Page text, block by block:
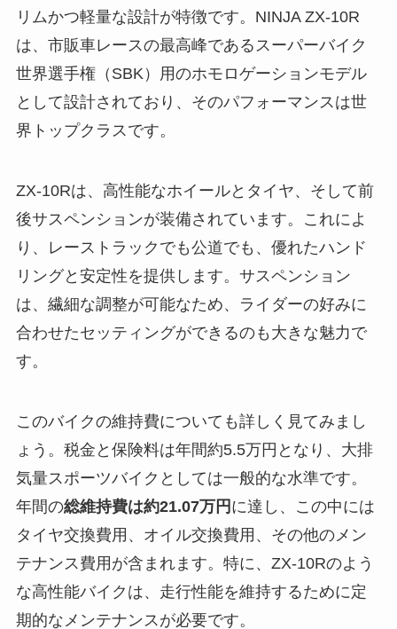
リムかつ軽量な設計が特徴です。NINJA ZX-10R
は、市販車レースの最高峰であるスーパーバイク
世界選手権（SBK）用のホモロゲーションモデル
として設計されており、そのパフォーマンスは世
界トップクラスです。
ZX-10Rは、高性能なホイールとタイヤ、そして前
後サスペンションが装備されています。これによ
り、レーストラックでも公道でも、優れたハンド
リングと安定性を提供します。サスペンション
は、繊細な調整が可能なため、ライダーの好みに
合わせたセッティングができるのも大きな魅力で
す。
このバイクの維持費についても詳しく見てみまし
ょう。税金と保険料は年間約5.5万円となり、大排
気量スポーツバイクとしては一般的な水準です。
年間の総維持費は約21.07万円 に達し、この中には
タイヤ交換費用、オイル交換費用、その他のメン
テナンス費用が含まれます。特に、ZX-10Rのよう
な高性能バイクは、走行性能を維持するために定
期的なメンテナンスが必要です。